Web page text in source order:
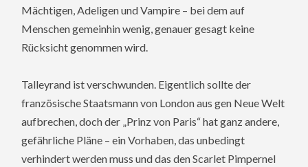
Mächtigen, Adeligen und Vampire – bei dem auf
Menschen gemeinhin wenig, genauer gesagt keine
Rücksicht genommen wird.
Talleyrand ist verschwunden. Eigentlich sollte der
französische Staatsmann von London aus gen Neue Welt
aufbrechen, doch der „Prinz von Paris“ hat ganz andere,
gefährliche Pläne – ein Vorhaben, das unbedingt
verhindert werden muss und das den Scarlet Pimpernel